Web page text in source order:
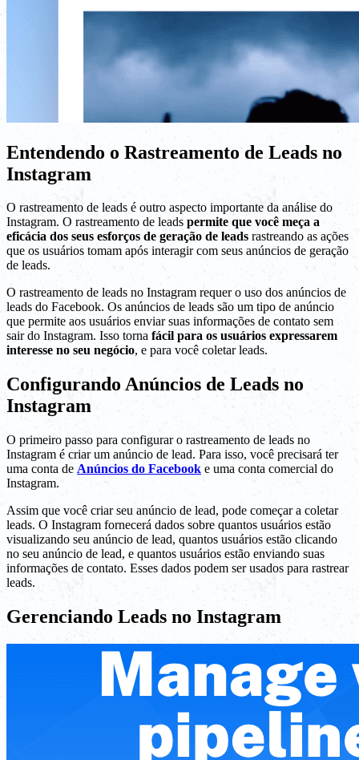
Entendendo o Rastreamento de Leads no
Instagram
O rastreamento de leads é outro aspecto importante da análise do
Instagram. O rastreamento de leads permite que você meça a
eficácia dos seus esforços de geração de leads rastreando as ações
que os usuários tomam após interagir com seus anúncios de geração
de leads.
O rastreamento de leads no Instagram requer o uso dos anúncios de
leads do Facebook. Os anúncios de leads são um tipo de anúncio
que permite aos usuários enviar suas informações de contato sem
sair do Instagram. Isso torna fácil para os usuários expressarem
interesse no seu negócio, e para você coletar leads.
Configurando Anúncios de Leads no
Instagram
O primeiro passo para configurar o rastreamento de leads no
Instagram é criar um anúncio de lead. Para isso, você precisará ter
uma conta de Anúncios do Facebook e uma conta comercial do
Instagram.
Assim que você criar seu anúncio de lead, pode começar a coletar
leads. O Instagram fornecerá dados sobre quantos usuários estão
visualizando seu anúncio de lead, quantos usuários estão clicando
no seu anúncio de lead, e quantos usuários estão enviando suas
informações de contato. Esses dados podem ser usados para rastrear
leads.
Gerenciando Leads no Instagram